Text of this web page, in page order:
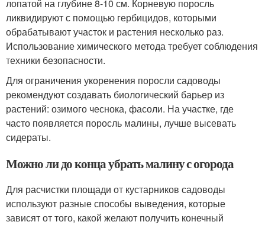
лопатой на глубине 8-10 см. Корневую поросль
ликвидируют с помощью гербицидов, которыми
обрабатывают участок и растения несколько раз.
Использование химического метода требует соблюдения
техники безопасности.
Для ограничения укоренения поросли садоводы
рекомендуют создавать биологический барьер из
растений: озимого чеснока, фасоли. На участке, где
часто появляется поросль малины, лучше высевать
сидераты.
Можно ли до конца убрать малину с огорода
Для расчистки площади от кустарников садоводы
используют разные способы выведения, которые
зависят от того, какой желают получить конечный